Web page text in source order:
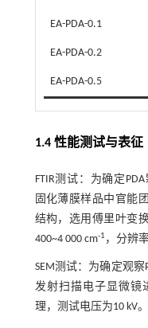
EA-PDA-0.1
EA-PDA-0.2
EA-PDA-0.5
1.4 性能测试与表征
FTIR测试：为确定
固化薄膜样品中官能
结构，选用傅里叶变
400~4 000 cm-1 ，分辨
SEM测试：为确定观
发射扫描电子显微镜
理，测试电压为10 kV。